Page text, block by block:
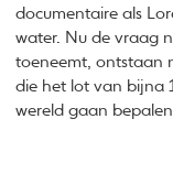
documentaire als
water. Nu de vraag
toeneemt, ontstaan
die het lot van bijna
wereld gaan